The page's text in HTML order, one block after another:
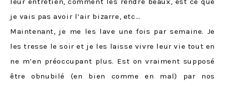
je vais pas avoir l’air bizarre, etc…
Maintenant, je me les lave une fois par semaine. Je
les tresse le soir et je les laisse vivre leur vie tout en
ne m’en préoccupant plus. Est on vraiment supposé
être obnubilé (en bien comme en mal) par nos